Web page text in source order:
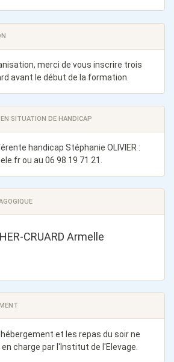
merci de vous inscrire trois
avant le début de la formation.
SITUATION DE HANDICAP
handicap Stéphanie OLIVIER :
ou au 06 98 19 71 21.
CRUARD Armelle
et les repas du soir ne
charge par l'Institut de l'Elevage.